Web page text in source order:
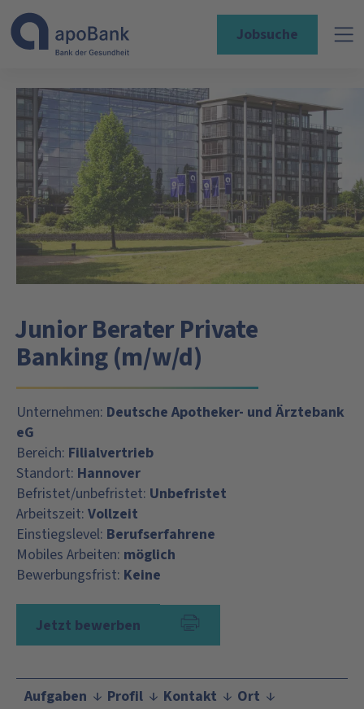
Jobsuche
Junior Berater Private
Banking (m/w/d)
Unternehmen: Deutsche Apotheker- und Ärztebank
eG
Bereich: Filialvertrieb
Standort: Hannover
Befristet/unbefristet: Unbefristet
Arbeitszeit: Vollzeit
Einstiegslevel: Berufserfahrene
Mobiles Arbeiten: möglich
Bewerbungsfrist: Keine
Jetzt bewerben
Aufgaben Profil Kontakt
Ort